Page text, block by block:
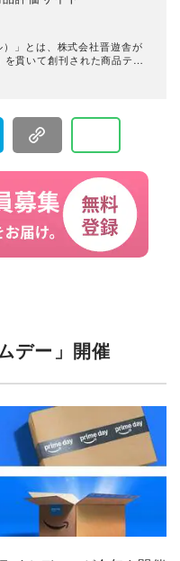
ています。『LDK the Beau
ず、Instagramなど様々なメ
誌であるテストする女性誌
に忖度する事なく、編集部と
が実際に使ってテストし
）」とは、株式会社晋遊舎が
貫いて創刊された商品テス
岐にわたるジャンルで本物の
いお買い物”を全力でサポー
に、11名以上の編集体制で
デー」開催